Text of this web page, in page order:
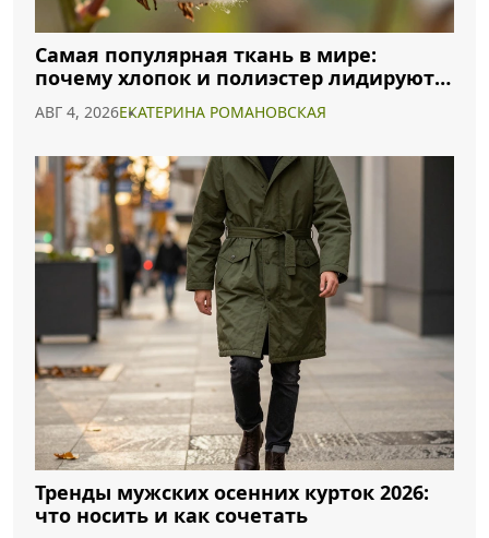
Самая популярная ткань в мире:
почему хлопок и полиэстер лидируют в
2026 году
АВГ 4, 2026ЕКАТЕРИНА РОМАНОВСКАЯ
Тренды мужских осенних курток 2026:
что носить и как сочетать